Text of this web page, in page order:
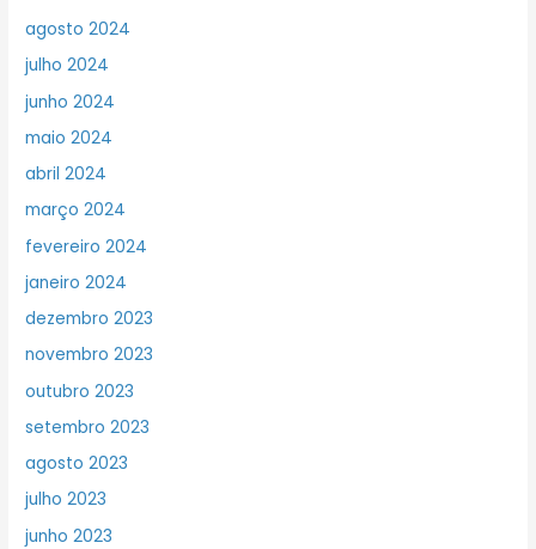
agosto 2024
julho 2024
junho 2024
maio 2024
abril 2024
março 2024
fevereiro 2024
janeiro 2024
dezembro 2023
novembro 2023
outubro 2023
setembro 2023
agosto 2023
julho 2023
junho 2023